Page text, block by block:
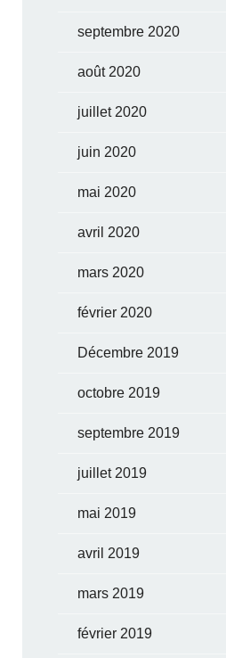
septembre 2020
août 2020
juillet 2020
juin 2020
mai 2020
avril 2020
mars 2020
février 2020
Décembre 2019
octobre 2019
septembre 2019
juillet 2019
mai 2019
avril 2019
mars 2019
février 2019